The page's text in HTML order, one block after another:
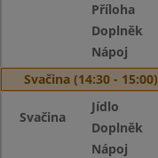
Příloha
Doplněk
Nápoj
Svačina (14:30 - 15:00)
Svačina
Jídlo
Doplněk
Nápoj